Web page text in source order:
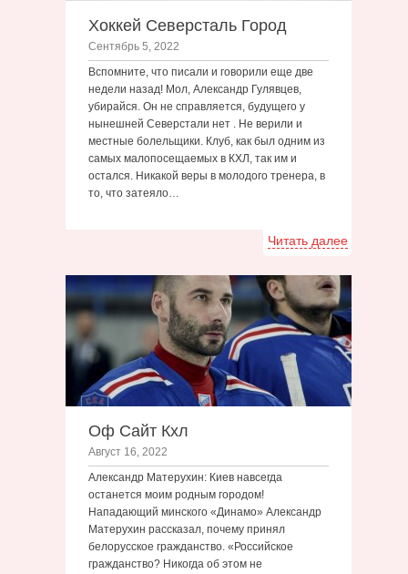
Хоккей Северсталь Город
Сентябрь 5, 2022
Вспомните, что писали и говорили еще две
недели назад! Мол, Александр Гулявцев,
убирайся. Он не справляется, будущего у
нынешней Северстали нет . Не верили и
местные болельщики. Клуб, как был одним из
самых малопосещаемых в КХЛ, так им и
остался. Никакой веры в молодого тренера, в
то, что затеяло…
Читать далее
Оф Сайт Кхл
Август 16, 2022
Александр Матерухин: Киев навсегда
останется моим родным городом!
Нападающий минского «Динамо» Александр
Матерухин рассказал, почему принял
белорусское гражданство. «Российское
гражданство? Никогда об этом не